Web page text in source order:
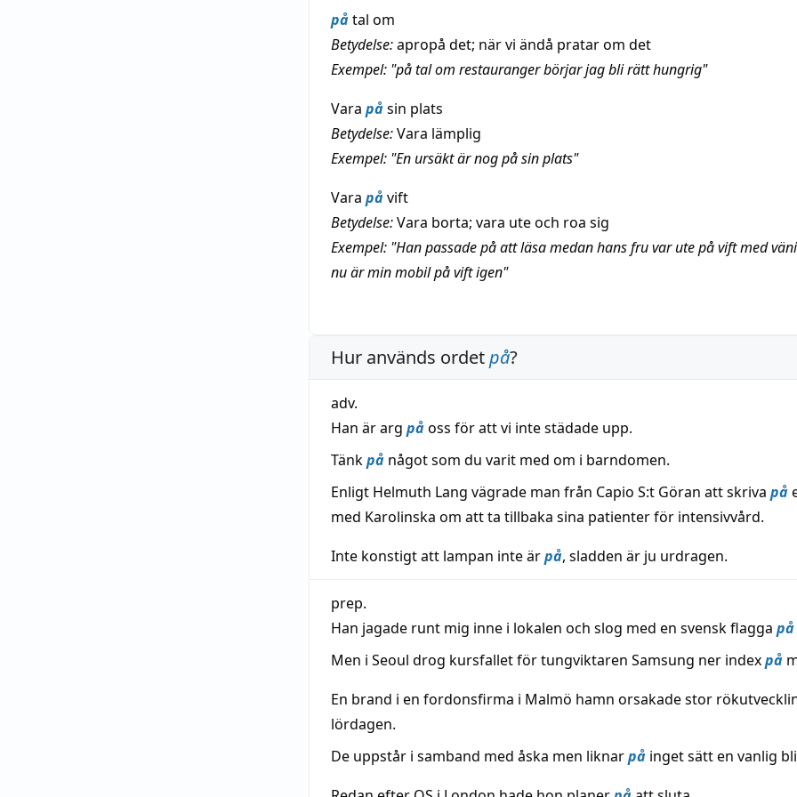
påtal om
Betydelse:apropå det; när vi ändå pratar om det
Exempel: "på tal om restauranger börjar jag bli rätt hungrig"
Vara påsin plats
Betydelse:Vara lämplig
Exempel: "En ursäkt är nog på sin plats"
Vara påvift
Betydelse:Vara borta; vara ute och roa sig
Exempel: "Han passade på att läsa medan hans fru var ute på vift med
nu är min mobil på vift igen"
Hur används ordetpå?
adv.
Han är arg påoss för att vi inte städade upp.
Tänkpå något som du varit med om i barndomen.
Enligt Helmuth Lang vägrade man från Capio S:t Göran att skriva på
med Karolinska om att ta tillbaka sina patienter för intensivvård.
Inte konstigt att lampan inte ärpå, sladden är ju urdragen.
prep.
Han jagade runt mig inne i lokalen och slog med en svensk flagga på
Men i Seoul drog kursfallet för tungviktaren Samsung ner indexpå
En brand i en fordonsfirma i Malmö hamn orsakade stor
lördagen.
De uppstår i samband med åska men liknarpå inget sätt en vanlig